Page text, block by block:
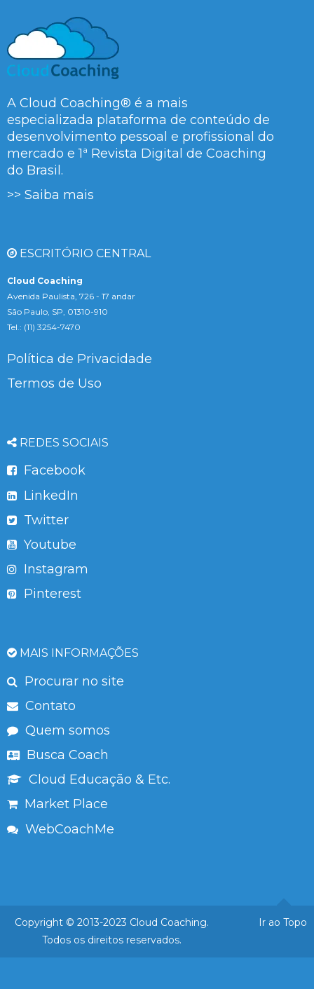
A Cloud Coaching® é a mais
especializada plataforma de conteúdo de
desenvolvimento pessoal e profissional do
mercado e 1ª Revista Digital de Coaching
do Brasil.
>> Saiba mais
ESCRITÓRIO CENTRAL
Cloud Coaching
Avenida Paulista, 726 - 17 andar
São Paulo, SP, 01310-910
Tel.: (11) 3254-7470
Política de Privacidade
Termos de Uso
REDES SOCIAIS
Facebook
LinkedIn
Twitter
Youtube
Instagram
Pinterest
MAIS INFORMAÇÕES
Procurar no site
Contato
Quem somos
Busca Coach
Cloud Educação & Etc.
Market Place
WebCoachMe
Ir ao Topo
Copyright © 2013-2023 Cloud Coaching.
Todos os direitos reservados.